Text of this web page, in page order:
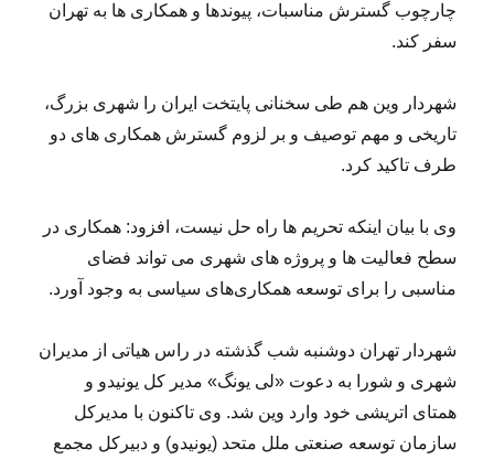
چارچوب گسترش مناسبات، پیوندها و همکاری ها به تهران
سفر کند.
شهردار وین هم طی سخنانی پایتخت ایران را شهری بزرگ،
تاریخی و مهم توصیف و بر لزوم گسترش همکاری های دو
طرف تاکید کرد.
وی با بیان اینکه تحریم ها راه حل نیست، افزود: همکاری در
سطح فعالیت ها و پروژه های شهری می تواند فضای
مناسبی را برای توسعه همکاری‌های سیاسی به‌ وجود آورد.
شهردار تهران دوشنبه شب گذشته در راس هیاتی از مدیران
شهری و شورا به دعوت «لی یونگ» مدیر کل یونیدو و
همتای اتریشی خود وارد وین شد. وی تاکنون با مدیرکل
سازمان توسعه صنعتی ملل متحد (یونیدو) و دبیرکل مجمع